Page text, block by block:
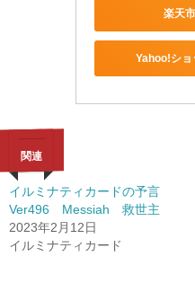
楽天
Yahoo!ショ
関連
イルミナティカードの予言
Ver496 Messiah 救世主
2023年2月12日
イルミナティカード